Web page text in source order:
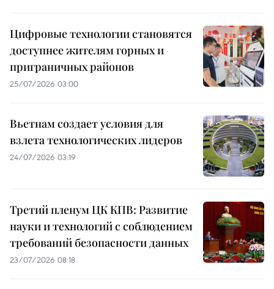
Цифровые технологии становятся
доступнее жителям горных и
приграничных районов
25/07/2026 03:00
Вьетнам создает условия для
взлета технологических лидеров
24/07/2026 03:19
Третий пленум ЦК КПВ: Развитие
науки и технологий с соблюдением
требований безопасности данных
23/07/2026 08:18